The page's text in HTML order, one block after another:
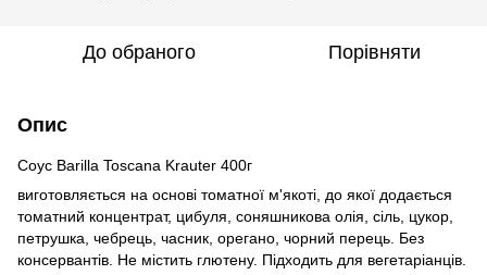
До обраного Порівняти
Опис
Соус Barilla Toscana Krauter 400г
виготовляється на основі томатної м'якоті, до якої додається
томатний концентрат, цибуля, соняшникова олія, сіль, цукор,
петрушка, чебрець, часник, орегано, чорний перець. Без
консервантів. Не містить глютену. Підходить для вегетаріанців.